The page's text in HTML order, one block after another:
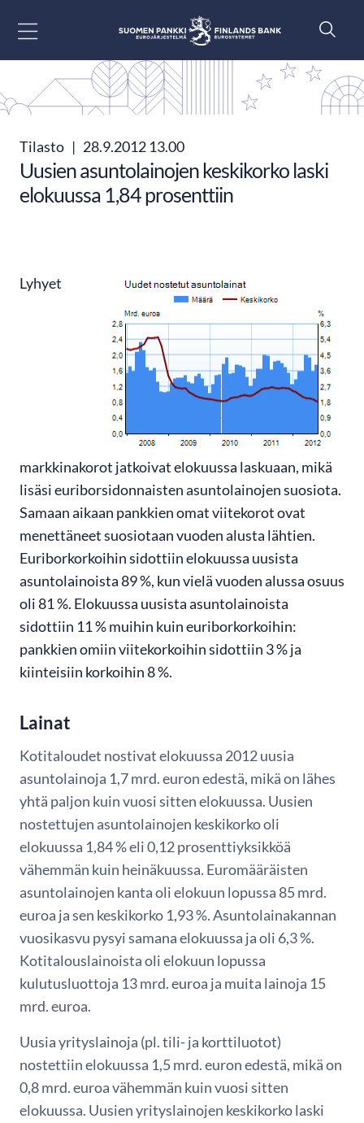
Tilasto | 28.9.2012 13.00
Uusien asuntolainojen keskikorko laski
elokuussa 1,84 prosenttiin
Lyhyet
markkinakorot jatkoivat elokuussa laskuaan, mikä
lisäsi euriborsidonnaisten asuntolainojen suosiota.
Samaan aikaan pankkien omat viitekorot ovat
menettäneet suosiotaan vuoden alusta lähtien.
Euriborkorkoihin sidottiin elokuussa uusista
asuntolainoista 89 %, kun vielä vuoden alussa osuus
oli 81 %. Elokuussa uusista asuntolainoista
sidottiin 11 % muihin kuin euriborkorkoihin:
pankkien omiin viitekorkoihin sidottiin 3 % ja
kiinteisiin korkoihin 8 %.
Lainat
Kotitaloudet nostivat elokuussa 2012 uusia
asuntolainoja 1,7 mrd. euron edestä, mikä on lähes
yhtä paljon kuin vuosi sitten elokuussa. Uusien
nostettujen asuntolainojen keskikorko oli
elokuussa 1,84 % eli 0,12 prosenttiyksikköä
vähemmän kuin heinäkuussa. Euromääräisten
asuntolainojen kanta oli elokuun lopussa 85 mrd.
euroa ja sen keskikorko 1,93 %. Asuntolainakannan
vuosikasvu pysyi samana elokuussa ja oli 6,3 %.
Kotitalouslainoista oli elokuun lopussa
kulutusluottoja 13 mrd. euroa ja muita lainoja 15
mrd. euroa.
Uusia yrityslainoja (pl. tili- ja korttiluotot)
nostettiin elokuussa 1,5 mrd. euron edestä, mikä on
0,8 mrd. euroa vähemmän kuin vuosi sitten
elokuussa. Uusien yrityslainojen keskikorko laski